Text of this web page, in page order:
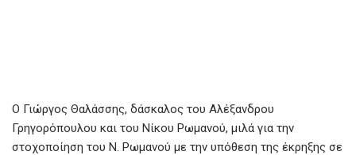
Ο Γιώργος Θαλάσσης, δάσκαλος του Αλέξανδρου
Γρηγορόπουλου και του Νίκου Ρωμανού, μιλά για την
στοχοποίηση του Ν. Ρωμανού με την υπόθεση της έκρηξης σε